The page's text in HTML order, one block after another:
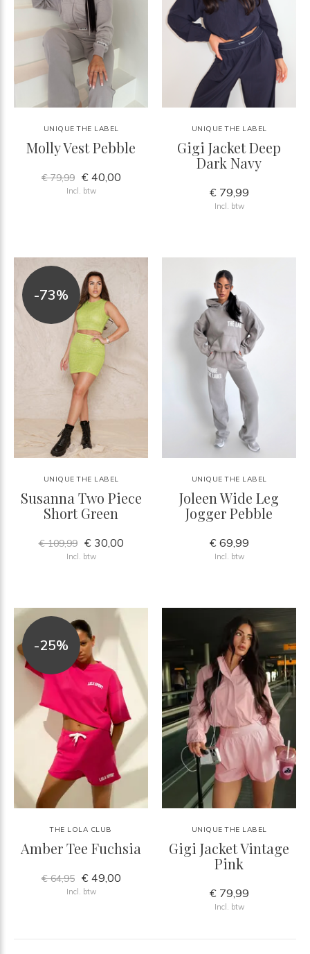
UNIQUE THE LABEL
Molly Vest Pebble
€ 79,99 € 40,00
Incl. btw
UNIQUE THE LABEL
Gigi Jacket Deep
Dark Navy
€ 79,99
Incl. btw
-73%
UNIQUE THE LABEL
Susanna Two Piece
Short Green
€ 109,99 € 30,00
Incl. btw
UNIQUE THE LABEL
Joleen Wide Leg
Jogger Pebble
€ 69,99
Incl. btw
-25%
THE LOLA CLUB
Amber Tee Fuchsia
€ 64,95 € 49,00
Incl. btw
UNIQUE THE LABEL
Gigi Jacket Vintage
Pink
€ 79,99
Incl. btw